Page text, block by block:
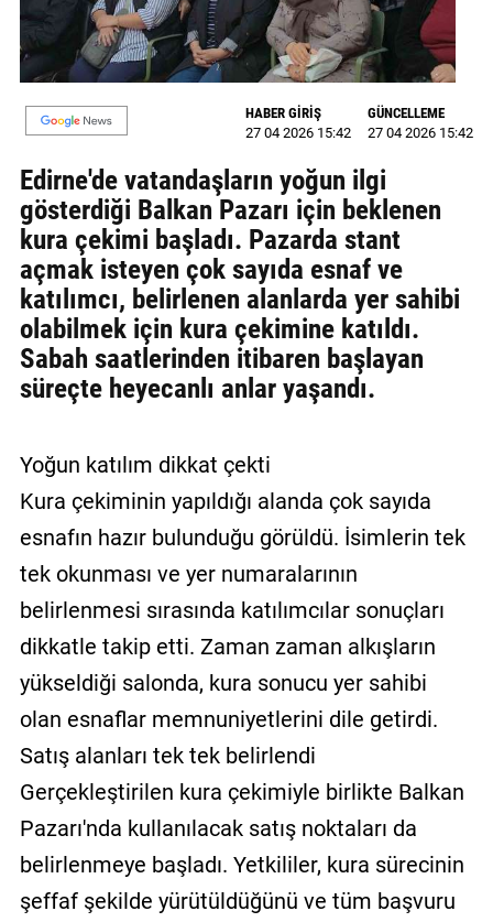
MAGAZİN
GALERİ
VİDEO
YAZARLAR
ULAŞIN
Künye
İletişim
Gizlilik
HABER GİRİŞ
27 04 2026 15:42
GÜNCELLEME
27 04 2026 15:42
Edirne'de vatandaşların yoğun ilgi
gösterdiği Balkan Pazarı için beklenen
kura çekimi başladı. Pazarda stant
açmak isteyen çok sayıda esnaf ve
katılımcı, belirlenen alanlarda yer sahibi
olabilmek için kura çekimine katıldı.
Sabah saatlerinden itibaren başlayan
süreçte heyecanlı anlar yaşandı.
Yoğun katılım dikkat çekti
Kura çekiminin yapıldığı alanda çok sayıda
esnafın hazır bulunduğu görüldü. İsimlerin tek
tek okunması ve yer numaralarının
belirlenmesi sırasında katılımcılar sonuçları
dikkatle takip etti. Zaman zaman alkışların
yükseldiği salonda, kura sonucu yer sahibi
olan esnaflar memnuniyetlerini dile getirdi.
Satış alanları tek tek belirlendi
Gerçekleştirilen kura çekimiyle birlikte Balkan
Pazarı'nda kullanılacak satış noktaları da
belirlenmeye başladı. Yetkililer, kura sürecinin
şeffaf şekilde yürütüldüğünü ve tüm başvuru